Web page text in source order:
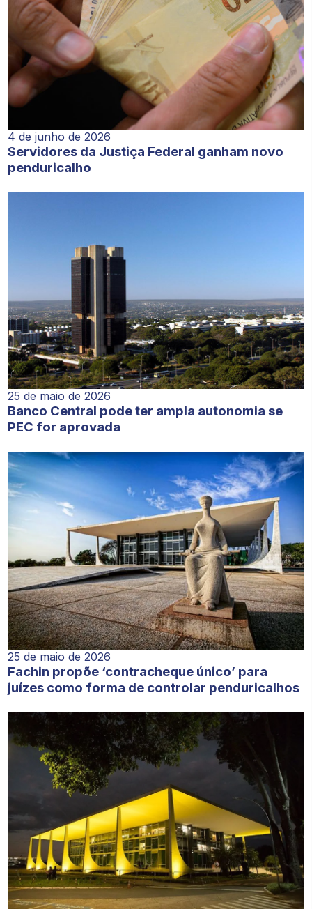
4 de junho de 2026
Servidores da Justiça Federal ganham novo
penduricalho
25 de maio de 2026
Banco Central pode ter ampla autonomia se
PEC for aprovada
25 de maio de 2026
Fachin propõe ‘contracheque único’ para
juízes como forma de controlar penduricalhos